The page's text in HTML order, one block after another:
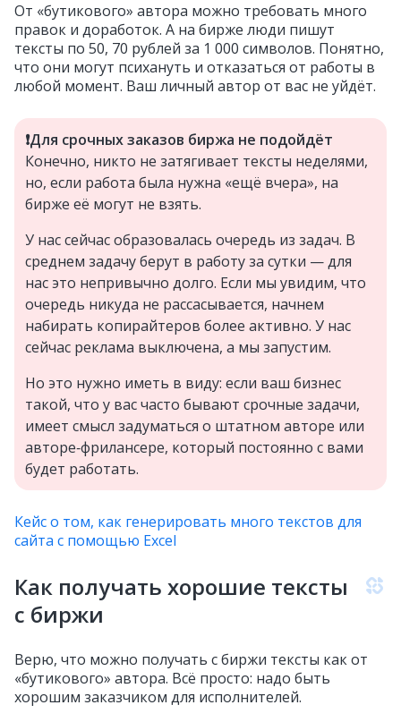
От «бутикового» автора можно требовать много
правок и доработок. А на бирже люди пишут
тексты по 50, 70 рублей за 1 000 символов. Понятно,
что они могут психануть и отказаться от работы в
любой момент. Ваш личный автор от вас не уйдёт.
❗️Для срочных заказов биржа не подойдёт
Конечно, никто не затягивает тексты неделями,
но, если работа была нужна «ещё вчера», на
бирже её могут не взять.
У нас сейчас образовалась очередь из задач. В
среднем задачу берут в работу за сутки — для
нас это непривычно долго. Если мы увидим, что
очередь никуда не рассасывается, начнем
набирать копирайтеров более активно. У нас
сейчас реклама выключена, а мы запустим.
Но это нужно иметь в виду: если ваш бизнес
такой, что у вас часто бывают срочные задачи,
имеет смысл задуматься о штатном авторе или
авторе‑фрилансере, который постоянно с вами
будет работать.
Кейс о том, как генерировать много текстов для
сайта с помощью Excel
Как получать хорошие тексты
с биржи
Верю, что можно получать с биржи тексты как от
«бутикового» автора. Всё просто: надо быть
хорошим заказчиком для исполнителей.